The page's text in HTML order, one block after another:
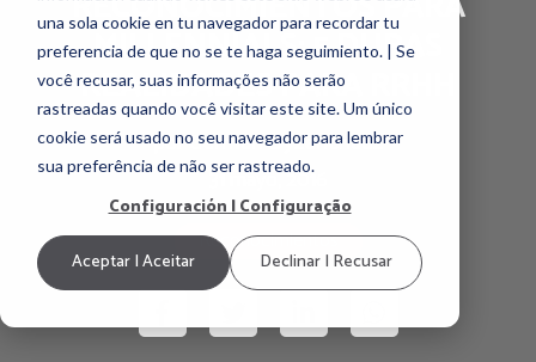
una sola cookie en tu navegador para recordar tu
preferencia de que no se te haga seguimiento. | Se
você recusar, suas informações não serão
rastreadas quando você visitar este site. Um único
cookie será usado no seu navegador para lembrar
sua preferência de não ser rastreado.
Configuración | Configuração
Aceptar | Aceitar Declinar | Recusar
MILLENNIALS: 5 DURAS
REALIDADES PARA RRHH
porGerman Dyzenchauz
31 mayo, 2016
Reconocimientos